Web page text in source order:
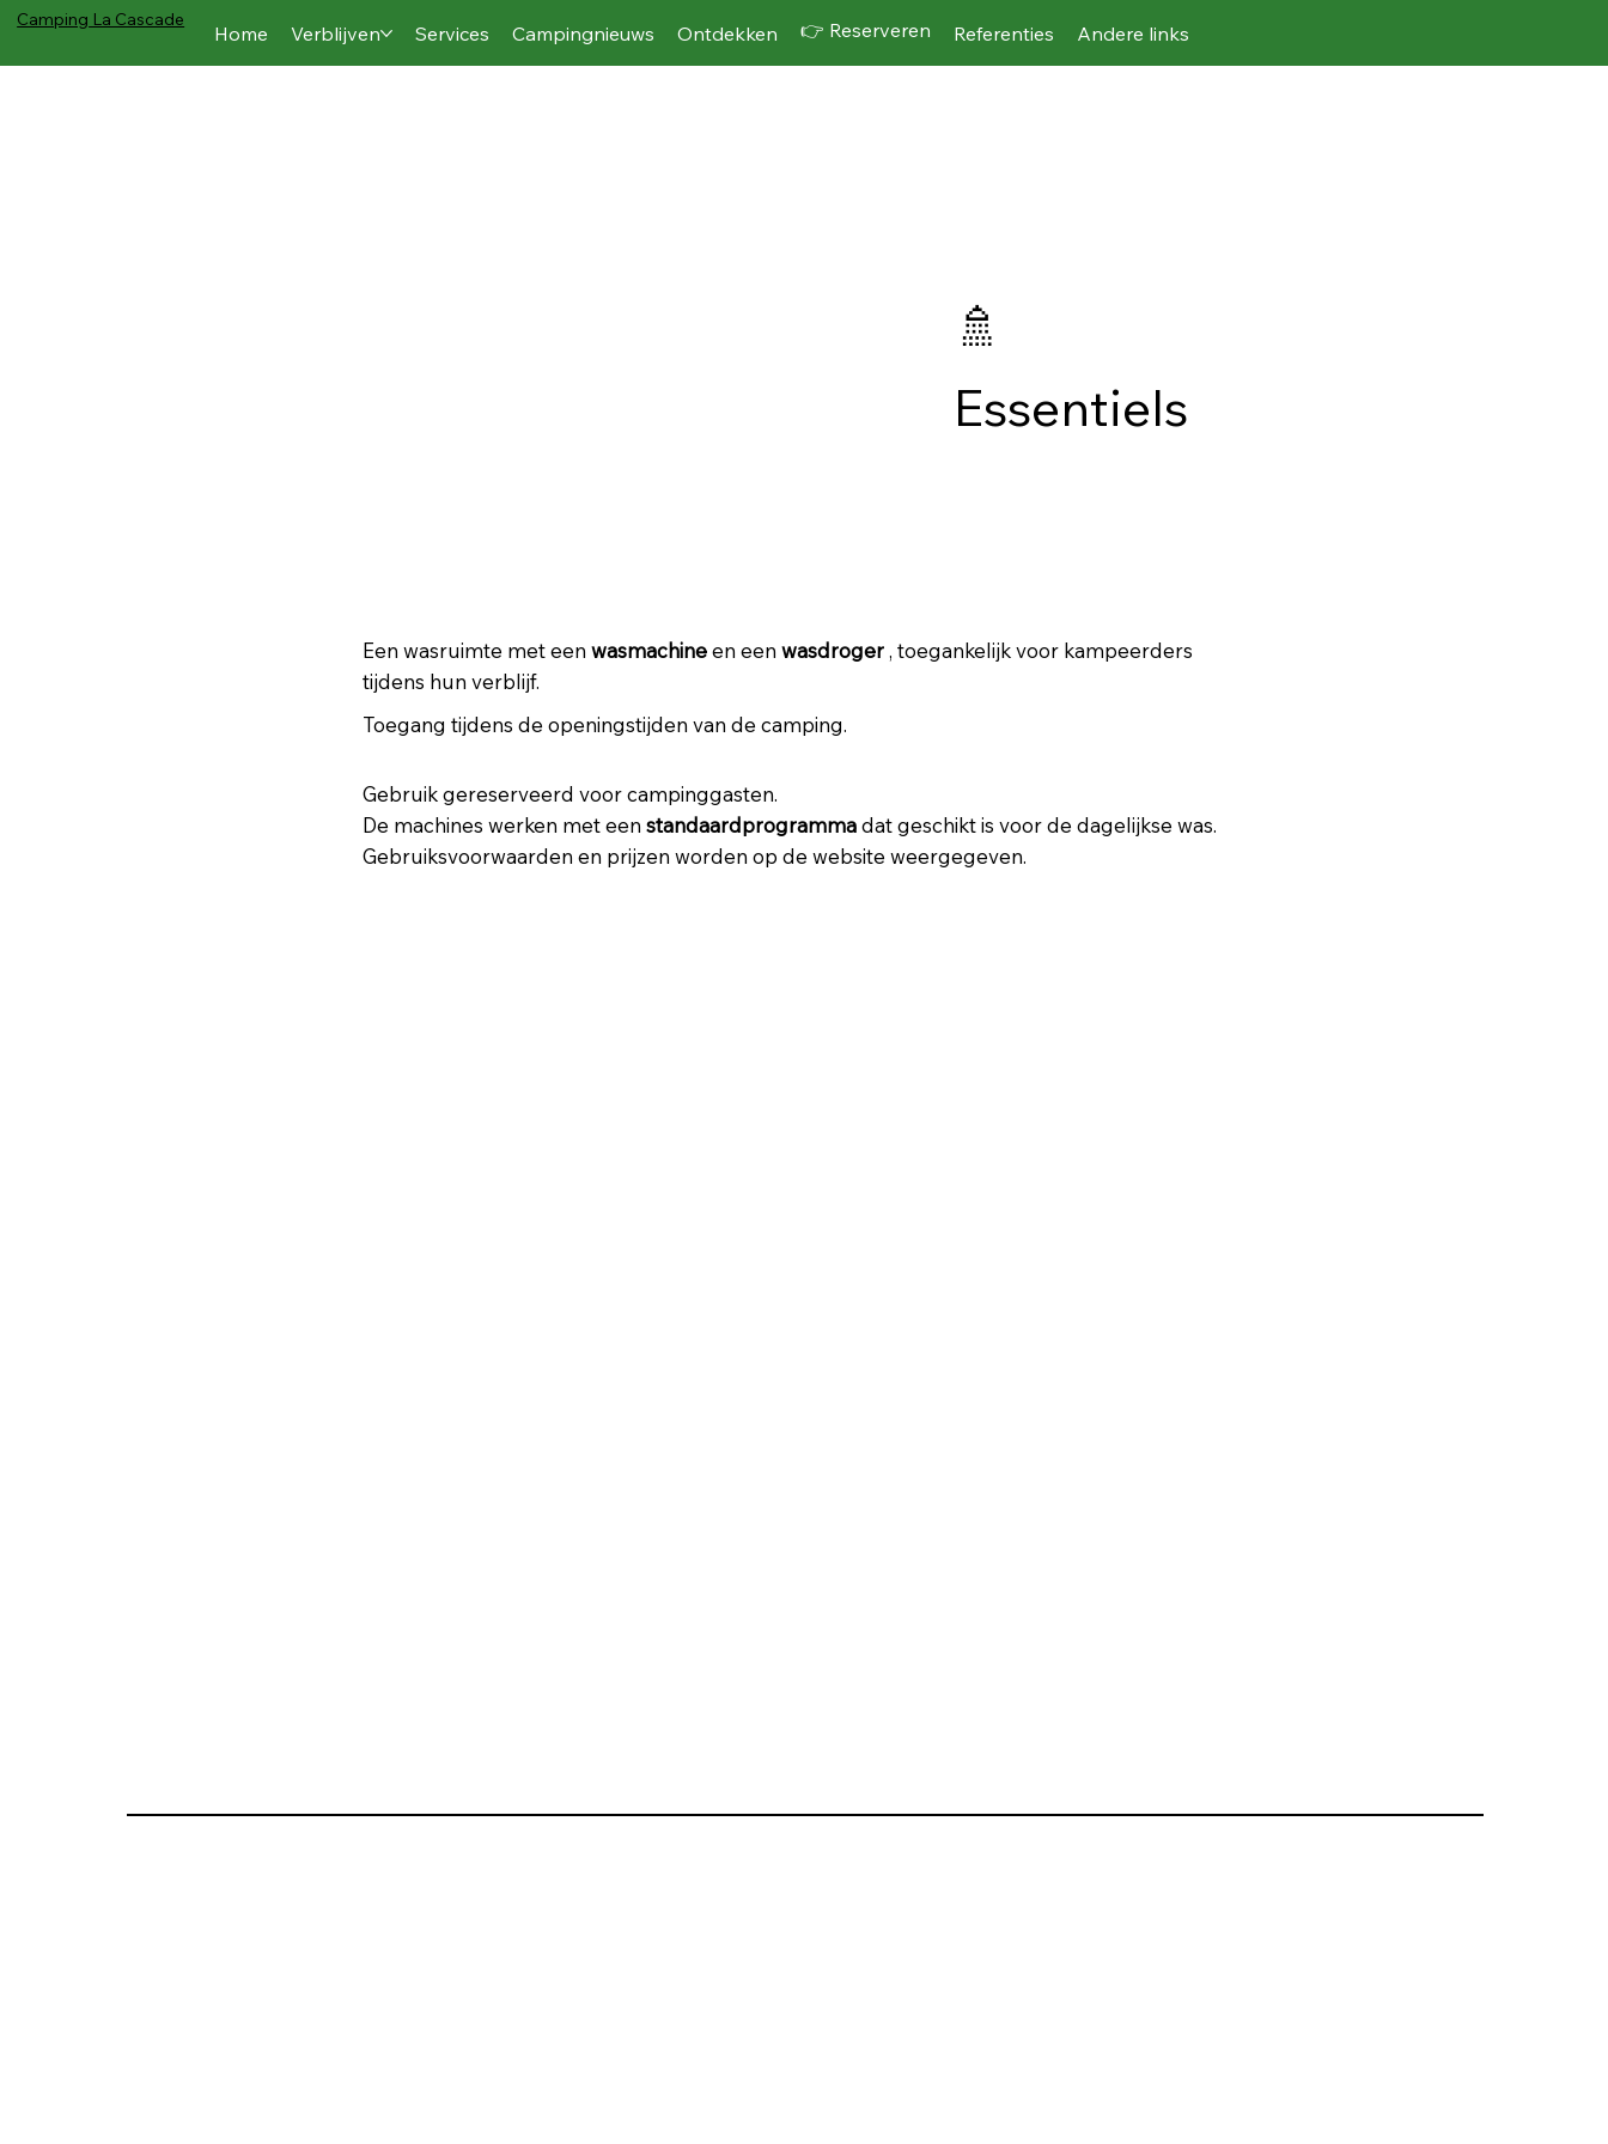
Camping La Cascade
Home Verblijven Services Campingnieuws Ontdekken 👉 Reserveren Referenties Andere links
🚿
Essentiels
Een wasruimte met eenwasmachineen eenwasdroger, toegankelijk voor kampeerders
tijdens hun verblijf.
Toegang tijdens de openingstijden van de camping.
Gebruik gereserveerd voor campinggasten.
De machines werken met eenstandaardprogrammadat geschikt is voor de dagelijkse was.
Gebruiksvoorwaarden en prijzen worden op de website weergegeven.